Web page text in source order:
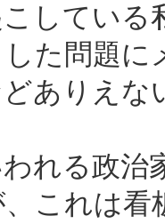
している
た問題に
ありえな
れる政治
これは看